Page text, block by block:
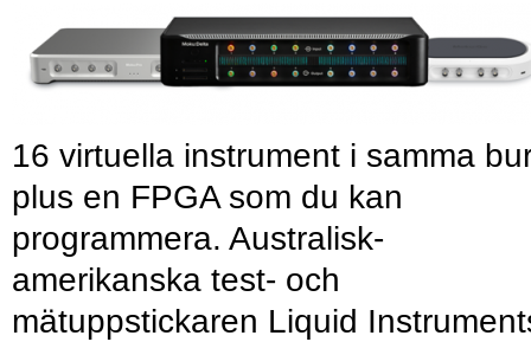
16 virtuella instrument i samma
plus en FPGA som du kan
programmera. Australisk-
amerikanska test- och
mätuppstickaren Liquid